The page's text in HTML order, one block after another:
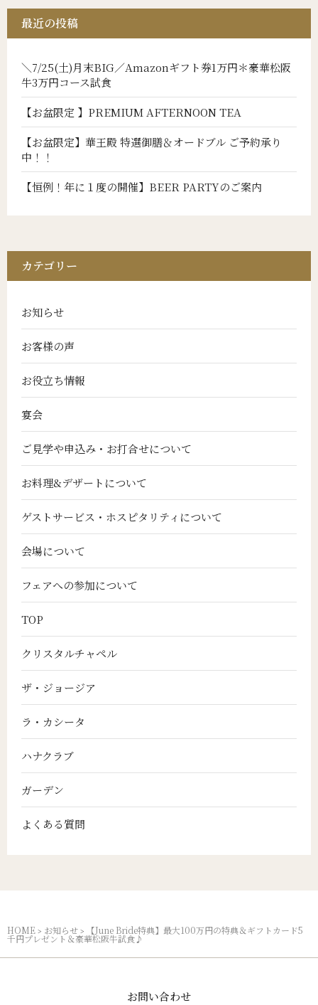
k
最近の投稿
＼7/25(土)月末BIG／Amazonギフト券1万円＊豪華松阪
牛3万円コース試食
【お盆限定 】PREMIUM AFTERNOON TEA
【お盆限定】華王殿 特選御膳＆オードブル ご予約承り
中！！
【恒例！年に１度の開催】BEER PARTYのご案内
カテゴリー
お知らせ
お客様の声
お役立ち情報
宴会
ご見学や申込み・お打合せについて
お料理&デザートについて
ゲストサービス・ホスピタリティについて
会場について
フェアへの参加について
TOP
クリスタルチャペル
ザ・ジョージア
ラ・カシータ
ハナクラブ
ガーデン
よくある質問
HOME > お知らせ > 【June Bride特典】最大100万円の特典＆ギフトカード5
千円プレゼント＆豪華松阪牛試食♪
お問い合わせ